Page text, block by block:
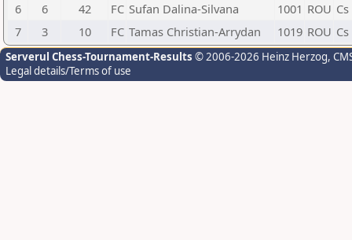
6
6 42 FC Sufan Dalina-Silvana 1001 ROU
7
3 10 FC Tamas Christian-Arrydan 1019 ROU
Serverul Chess-Tournament-Results © 2006-2026 Heinz Herzog,
Legal details/Terms of use